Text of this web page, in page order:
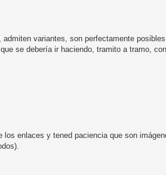
variantes, son perfectamente
se debería ir haciendo, tramito a tramo,
enlaces y tened paciencia que son